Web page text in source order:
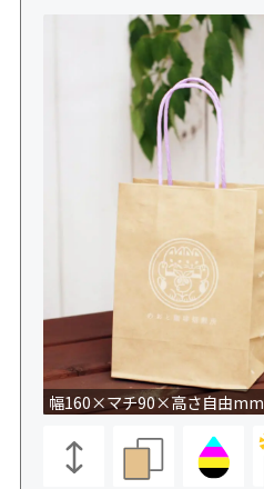
幅160×マチ90×高さ自由mm